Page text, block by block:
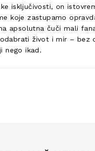
isključivosti, on
koje zastupamo
apsolutna čuči mali
život i mir – bez
nego ikad.